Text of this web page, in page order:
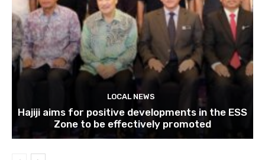
LOCAL NEWS
Hajiji aims for positive developments in the ESS
Zone to be effectively promoted